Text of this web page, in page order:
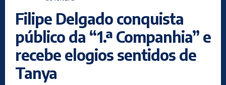
Filipe Delgado conquista
público da “1.ª Companhia” e
recebe elogios sentidos de
Tanya